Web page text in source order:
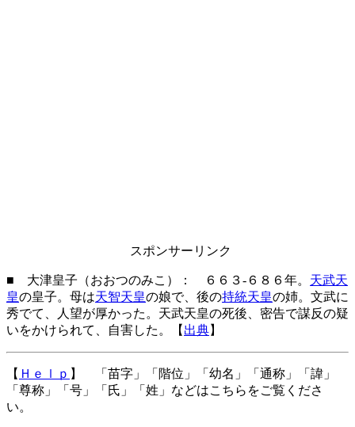
スポンサーリンク
■ 大津皇子（おおつのみこ）： ６６３-６８６年。 天武天
皇の皇子。母は天智天皇の娘で、後の持統天皇の姉。文武に
秀でて、人望が厚かった。天武天皇の死後、密告で謀反の疑
いをかけられて、自害した。【 出典】
【 Ｈｅｌｐ 】 「苗字」「階位」「幼名」「通称」「諱」
「尊称」「号」「氏」「姓」などはこちらをご覧くださ
い。